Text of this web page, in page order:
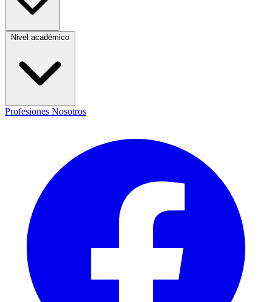
Nivel académico
Profesiones Nosotros